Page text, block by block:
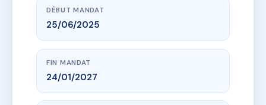
DÉBUT MANDAT
25/06/2025
FIN MANDAT
24/01/2027